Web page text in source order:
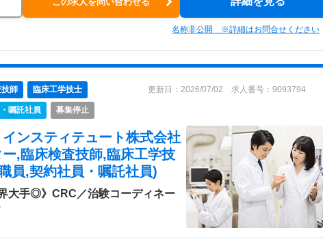
名称非公開 ※詳細はお問合せください
師 臨床工学技士
嘱託社員 募集停止
更新日：2026/07/02 求人番号：9093794
ンスティテュート株式会社
,臨床検査技師,臨床工学技
員,契約社員・嘱託社員)
大手◎》CRC／治験コーディネー